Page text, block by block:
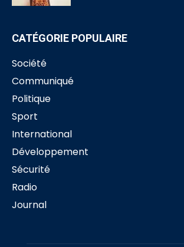
CATÉGORIE POPULAIRE
Société
Communiqué
Politique
Sport
International
Développement
Sécurité
Radio
Journal